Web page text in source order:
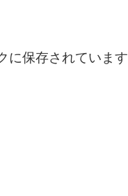
に保存されています